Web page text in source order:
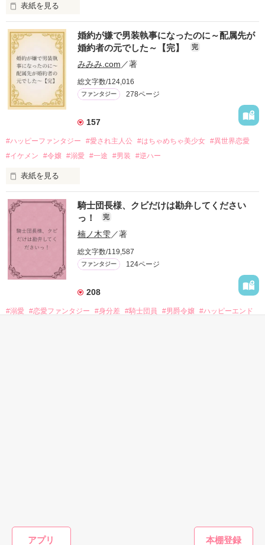
アプリ
表紙を見る
かつては英雄と呼ばれた父は事業で失敗ばかり。
そのせいで極貧生活を送るオリヴィア・ディルムーンは、母が
倒れたことをきっかけに娼婦になり稼ごうと屋敷を飛び出し
た。
娼館（たぶん）の店主は札束でビンタしてくる謎の男。
金と引き換えに雇われたと思いきや……契約結婚だった！？
裏社会を牛耳るロベールは仮面をつけており、謎が多いが幸せ
な結婚生活を満喫中。
そこでロベールを慕うアリスに一方的に敵視され、嫌がらせを
勘違いから始まる初夜騒動に危険ばかりの血まみれ新婚生活。
「──はい、喜んで！」
出会いは最悪、結婚生活は最高……？
愛を知らない公爵と天然怪力令嬢の溺愛バイオレンスラブコメ
ディです。
＊この世界のお金はお札にさせてください。
＊なろう、カクヨム、アルファポリス掲載中
作品を読む
婚約が嫌で男装執事になったのに～配属先が
婚約者の元でした～【完】
完
みみみ.com／著
総文字数/124,016
ファンタジー 278ページ
157
#ハッピーファンタジー #愛され主人公 #はちゃめちゃ美少女 #異世界恋愛
#イケメン
#令嬢 #溺愛 #一途 #男装 #逆ハー
表紙を見る
＼異世界ラブコメ×ハッピーファンタジー／
「いやっほぉぉおお〜い！！！！」
バンジーした侯爵令嬢の先にいたのは
甘いマスクの公爵様の頭上でした
社交界で圧倒的人気を誇っていた
騎士団長様、クビだけは勘弁してください
っ！
完
楠ノ木雫／著
総文字数/119,587
ファンタジー 124ページ
208
#溺愛 #恋愛ファンタジー #身分差 #騎士団員 #男爵令嬢 #ハッピーエンド
甘い言葉をささやく近衛騎士団長に翻弄されるテレシアの恋物
語が始まる——